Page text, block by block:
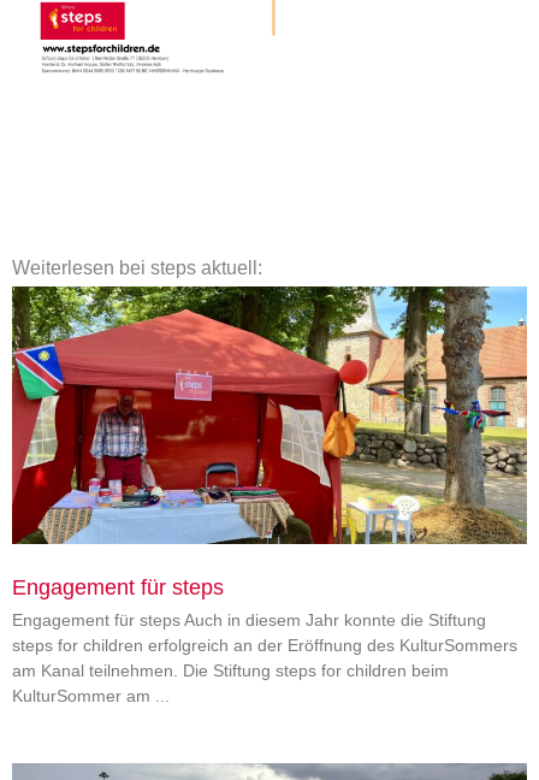
Weiterlesen bei steps aktuell:
Engagement für steps
Engagement für steps Auch in diesem Jahr konnte die Stiftung
steps for children erfolgreich an der Eröffnung des KulturSommers
am Kanal teilnehmen. Die Stiftung steps for children beim
KulturSommer am